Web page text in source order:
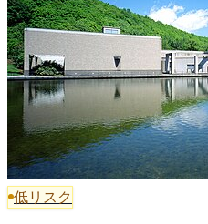
低リスク